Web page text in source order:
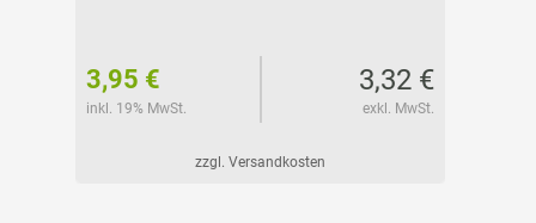
3,95 €
inkl. 19% MwSt.
3,32 €
exkl. MwSt.
zzgl. Versandkosten